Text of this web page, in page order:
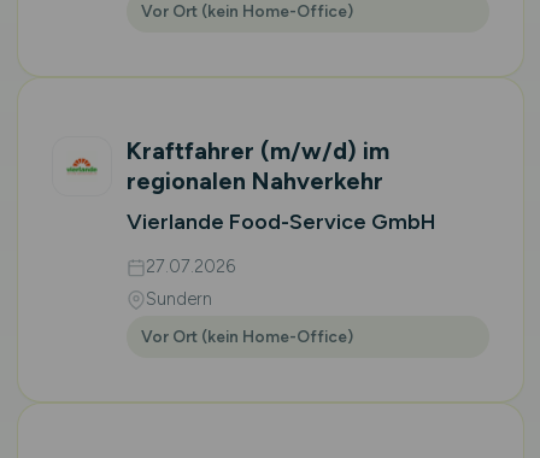
Vor Ort (kein Home-Office)
Kraftfahrer (m/w/d) im
regionalen Nahverkehr
Vierlande Food-Service GmbH
27.07.2026
Sundern
Vor Ort (kein Home-Office)